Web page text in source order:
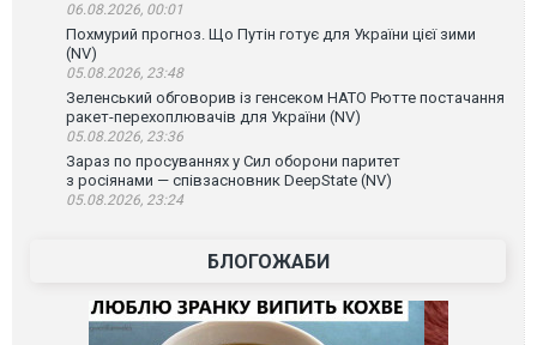
06.08.2026, 00:01
Похмурий прогноз. Що Путін готує для України цієї зими
(NV)
05.08.2026, 23:48
Зеленський обговорив із генсеком НАТО Рютте постачання
ракет-перехоплювачів для України (NV)
05.08.2026, 23:36
Зараз по просуваннях у Сил оборони паритет
з росіянами — співзасновник DeepState (NV)
05.08.2026, 23:24
БЛОГОЖАБИ